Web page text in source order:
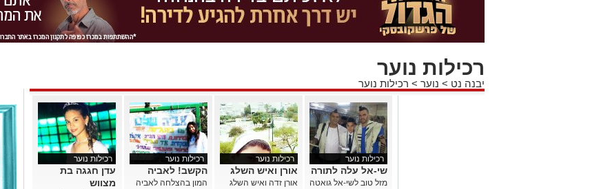
רכילות נוער
יבנה נט > נוער > רכילות נוער
רכילות נוער
שי-אל עלה לתורה
מזל טוב לשי-אל גואטה
רכילות נוער
אורן ואיש השלג
אורן זדה ואיש השלג
רכילות נוער
הקשב! לאביה
המון בהצלחה לאביה
רכילות נוער
עדן חגגה בת
מצווש